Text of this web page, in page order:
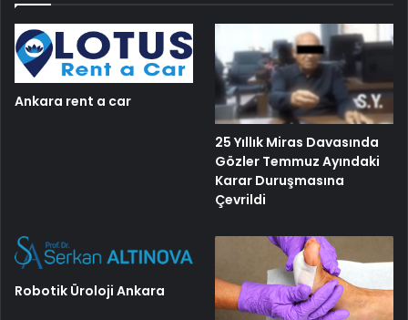
Ankara rent a car
25 Yıllık Miras Davasında
Gözler Temmuz Ayındaki
Karar Duruşmasına
Çevrildi
Robotik Üroloji Ankara